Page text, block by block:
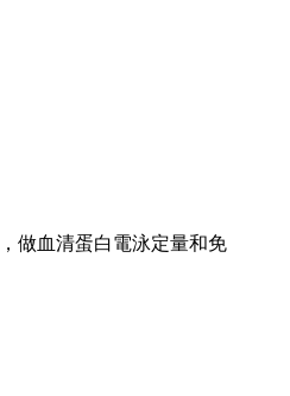
做血清蛋白電泳定量和免